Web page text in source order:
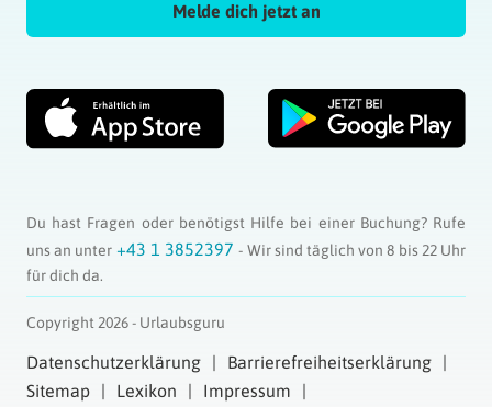
Melde dich jetzt an
Du hast Fragen oder benötigst Hilfe bei einer Buchung? Rufe
uns an unter +43 1 3852397- Wir sind täglich von 8 bis 22 Uhr
für dich da.
Copyright 2026 - Urlaubsguru
Datenschutzerklärung
Barrierefreiheitserklärung
Sitemap
Lexikon Impressum